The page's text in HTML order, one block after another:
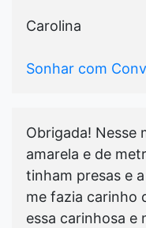
Carolina
Sonhar com
Obrigada! Nesse
amarela e de
tinham presas e
me fazia carinho
essa carinhosa e